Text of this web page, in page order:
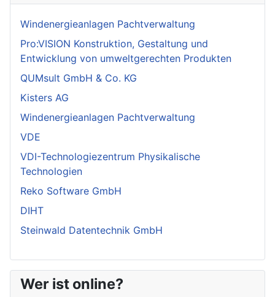
Windenergieanlagen Pachtverwaltung
Pro:VISION Konstruktion, Gestaltung und
Entwicklung von umweltgerechten Produkten
QUMsult GmbH & Co. KG
Kisters AG
Windenergieanlagen Pachtverwaltung
VDE
VDI-Technologiezentrum Physikalische
Technologien
Reko Software GmbH
DIHT
Steinwald Datentechnik GmbH
Wer ist online?